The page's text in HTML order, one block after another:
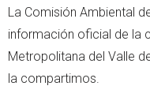
La Comisión Ambiental
información oficial de la
Metropolitana del Valle
la compartimos.